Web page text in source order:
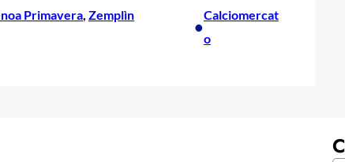
Primavera, Zemplìn
•
Calciomercat
o